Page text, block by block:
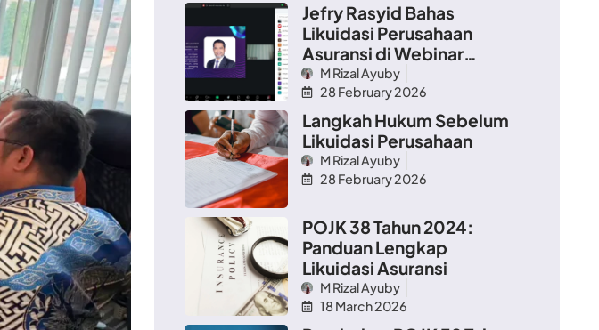
Jefry Rasyid Bahas
Likuidasi Perusahaan
Asuransi di Webinar
Hukum
M Rizal Ayuby
28 February 2026
Langkah Hukum Sebelum
Likuidasi Perusahaan
M Rizal Ayuby
28 February 2026
POJK 38 Tahun 2024:
Panduan Lengkap
Likuidasi Asuransi
M Rizal Ayuby
18 March 2026